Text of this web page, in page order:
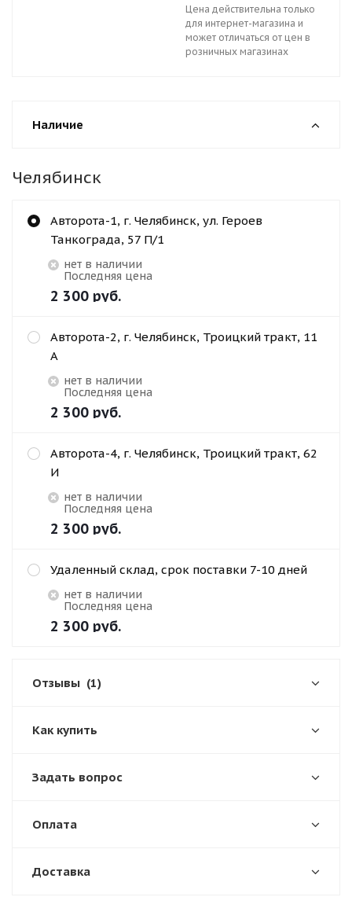
Цена действительна только
для интернет-магазина и
может отличаться от цен в
розничных магазинах
Наличие
Челябинск
Авторота-1, г. Челябинск, ул. Героев
Танкограда, 57 П/1
Нет в наличии
Последняя цена
2 300 руб.
Авторота-2, г. Челябинск, Троицкий тракт, 11
А
Нет в наличии
Последняя цена
2 300 руб.
Авторота-4, г. Челябинск, Троицкий тракт, 62
И
Нет в наличии
Последняя цена
2 300 руб.
Удаленный склад, срок поставки 7-10 дней
Нет в наличии
Последняя цена
2 300 руб.
Отзывы (1)
Как купить
Задать вопрос
Оплата
Доставка